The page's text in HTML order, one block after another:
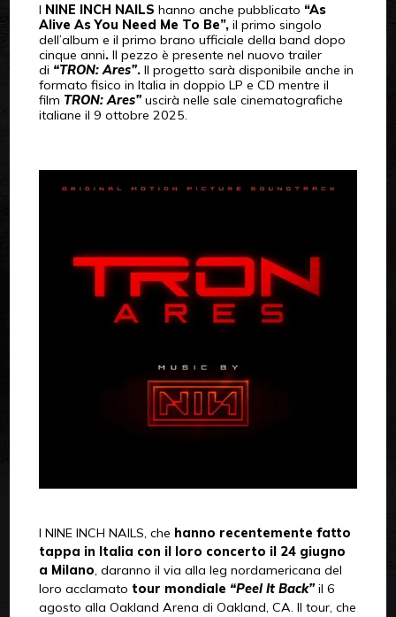
I NINE INCH NAILS hanno anche pubblicato “As
Alive As You Need Me To Be”, il primo singolo
dell’album e il primo brano ufficiale della band dopo
cinque anni. Il pezzo è presente nel nuovo trailer
di “TRON: Ares”. Il progetto sarà disponibile anche in
formato fisico in Italia in doppio LP e CD mentre il
film TRON: Ares” uscirà nelle sale cinematografiche
italiane il 9 ottobre 2025.
I NINE INCH NAILS, che hanno recentemente fatto
tappa in Italia con il loro concerto il 24 giugno
a Milano, daranno il via alla leg nordamericana del
loro acclamato tour mondiale “Peel It Back”il 6
agosto alla Oakland Arena di Oakland, CA. Il tour, che